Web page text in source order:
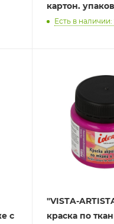
картон.
Есть в наличии:
с
"VISTA-ARTISTA"
краска по